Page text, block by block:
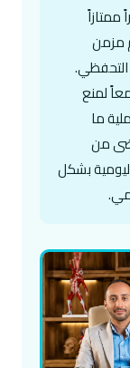
ممتازاً
مزمن
التحفظي.
لمنع
ما
من
بشكل